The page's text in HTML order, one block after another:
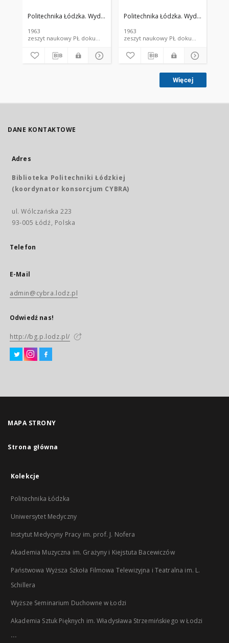
Politechnika Łódzka. Wydział Elektrotechniki, Elektroniki, Informatyki i
1963
zeszyt naukowy PŁ dokument piśmienniczy; dokument elektroniczny
Politechnika Łódzka. Wydział
1963
zeszyt naukowy PŁ
Więcej
DANE KONTAKTOWE
Adres
Biblioteka Politechniki Łódzkiej
(koordynator konsorcjum CYBRA)
ul. Wólczańska 223
93-005 Łódź, Polska
Telefon
E-Mail
admin@cybra.lodz.pl
Odwiedź nas!
http://bg.p.lodz.pl/
MAPA STRONY
Strona główna
Kolekcje
Politechnika Łódzka
Uniwersytet Medyczny
Instytut Medycyny Pracy im. prof. J. Nofera
Akademia Muzyczna im. Grażyny i Kiejstuta Bacewiczów
Państwowa Wyższa Szkoła Filmowa Telewizyjna i Teatralna im. L.
Schillera
Wyższe Seminarium Duchowne w Łodzi
Akademia Sztuk Pięknych im. Władysława Strzemińskiego w Łodzi
...